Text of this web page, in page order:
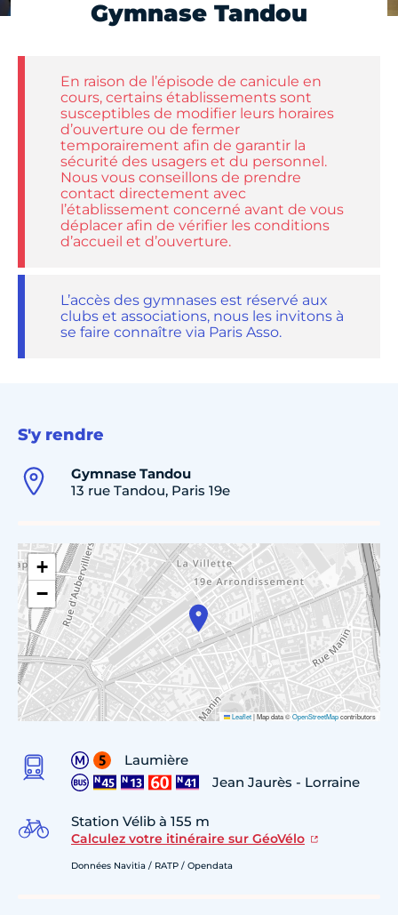
Gymnase Tandou
En raison de l’épisode de canicule en
cours, certains établissements sont
susceptibles de modifier leurs horaires
d’ouverture ou de fermer
temporairement afin de garantir la
sécurité des usagers et du personnel.
Nous vous conseillons de prendre
contact directement avec
l’établissement concerné avant de vous
déplacer afin de vérifier les conditions
d’accueil et d’ouverture.
L’accès des gymnases est réservé aux
clubs et associations, nous les invitons à
se faire connaître via Paris Asso.
S'y rendre
Gymnase Tandou
13 rue Tandou, Paris 19e
+
−
Leaflet|Map data ©OpenStreetMapcontributors
Laumière
Jean Jaurès - Lorraine
Station Vélib à 155 m
Calculez votre itinéraire sur GéoVélo
Données Navitia / RATP / Opendata